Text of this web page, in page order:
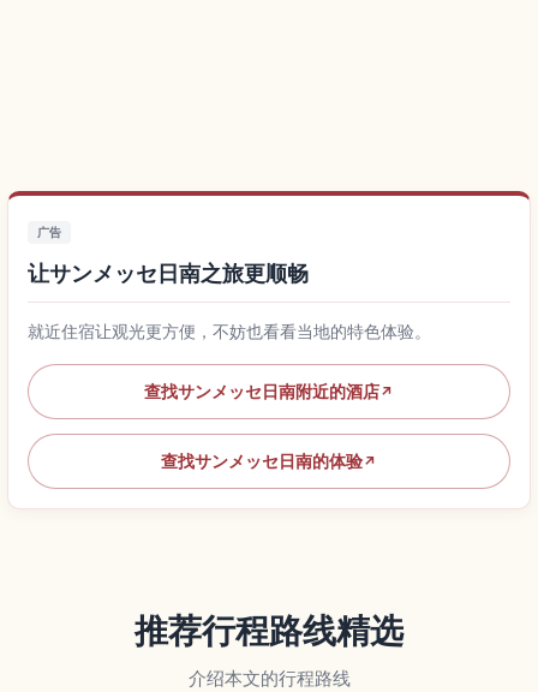
广告
让サンメッセ日南之旅更顺畅
就近住宿让观光更方便，不妨也看看当地的特色体验。
查找サンメッセ日南附近的酒店↗
查找サンメッセ日南的体验↗
推荐行程路线精选
介绍本文的行程路线